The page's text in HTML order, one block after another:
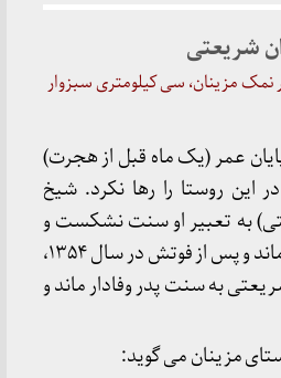
شریعتی
نمک مزینان، سی کیلومتری سبزوار
عمر (یک ماه قبل از هجرت)
روستا را رها نکرد. شیخ
به تعبیر او سنت نشکست و
روحانی این روستا باقی ماند و پس از فوتش در سال ۱۳۵۴،
به سنت پدر وفادار ماند و
مزینان می گوید: